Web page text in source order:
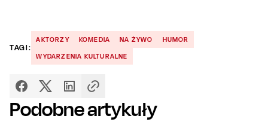
TAGI:
AKTORZY KOMEDIA NA ŻYWO
HUMOR
WYDARZENIA KULTURALNE
Podobne artykuły